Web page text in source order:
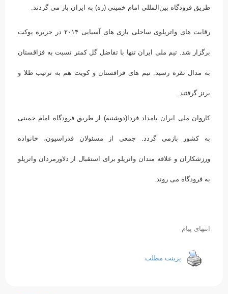
طریق فرودگاه بین‌المللی امام خمینی (ره) به ایران باز می گردند.
رقابت های واترپلوی ساحلی بازی های آسیایی ۲۰۱۴ در جزیره پوکت
برگزار شد. تیم ملی ایران تنها با تفاضل گل کمتر نسبت به قزاقستان
به مدال نقره رسید. تیم های قزاقستان و کویت هم به ترتیب طلا و
برنز گرفتند.
کاروان ملی ایران بامداد فردا(دوشنبه) از طریق فرودگاه امام خمینی
به کشور بازمی گردد. جمعی از مسئولان فدراسیون، خانواده
ورزشکاران و علاقه مندان واترپلو برای استقبال از دلاورمردان واترپلو
به فرودگاه می روند.
انتهای پیام
پرینت مطلب